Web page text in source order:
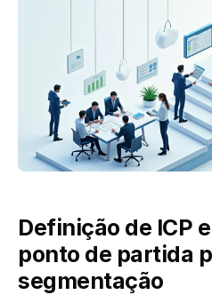
Definição de ICP
ponto de partida
segmentação